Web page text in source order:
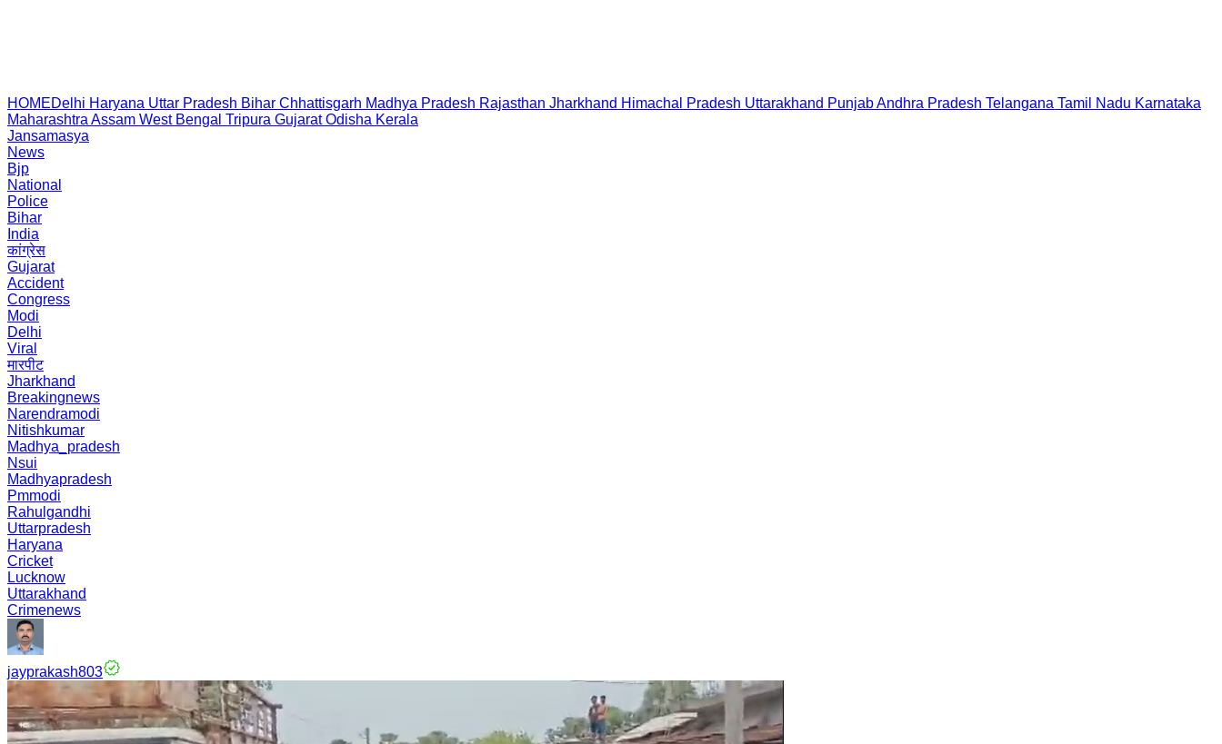
HOMEDelhi Haryana Uttar Pradesh Bihar Chhattisgarh Madhya Pradesh Rajasthan Jharkhand Himachal Pradesh Uttarakhand PunjabAndhra Pradesh Telangana Tamil Nadu Karnataka
Maharashtra Assam West Bengal Tripura Gujarat Odisha Kerala
Jansamasya
News
Bjp
National
Police
Bihar
India
कांग्रेस
Gujarat
Accident
Congress
Modi
Delhi
Viral
मारपीट
Jharkhand
Breakingnews
Narendramodi
Nitishkumar
Madhya_pradesh
Nsui
Madhyapradesh
Pmmodi
Rahulgandhi
Uttarpradesh
Haryana
Cricket
Lucknow
Uttarakhand
Crimenews
jayprakash803